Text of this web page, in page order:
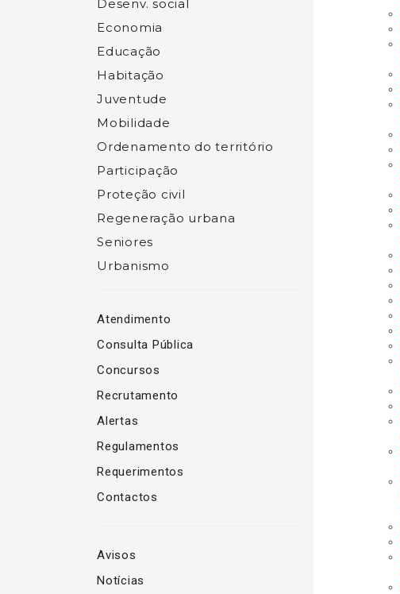
Desenv. social
Economia
Educação
Habitação
Juventude
Mobilidade
Ordenamento do território
Participação
Proteção civil
Regeneração urbana
Seniores
Urbanismo
Atendimento
Consulta Pública
Concursos
Recrutamento
Alertas
Regulamentos
Requerimentos
Contactos
Avisos
Notícias